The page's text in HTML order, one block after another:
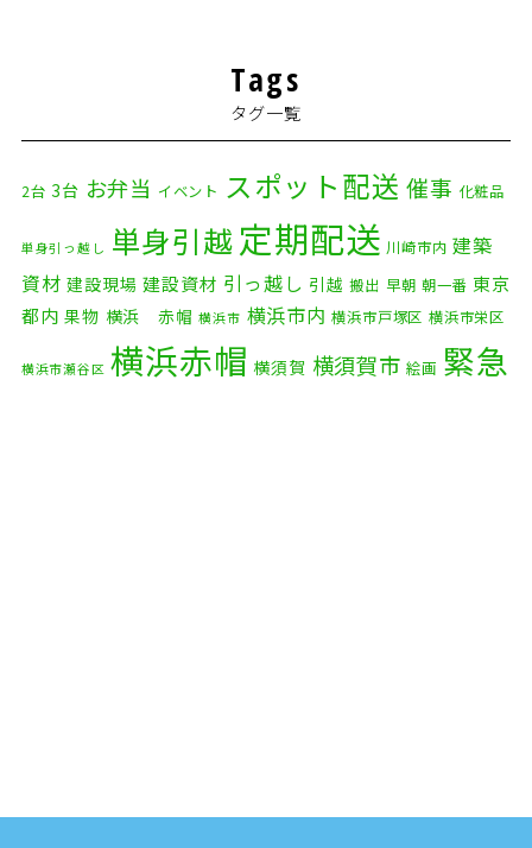
2026年1月
2025年11月(4)
2025年10月(9)
2025年9月
(3)
2025年8月(2)
2025年7月(6)
2024年9月(2)
Tags
タグ一覧
2台 3台 お弁当 イベント スポット配送 催事 化粧品
単身引っ越し 単身引越 定期配送 川崎市内 建築
資材 建設現場 建設資材 引っ越し 引越 搬出 早朝 朝一番 東京
都内 果物 横浜 赤帽 横浜市 横浜市内 横浜市戸塚区 横浜市栄区
横浜市瀬谷区 横浜赤帽 横須賀 横須賀市 絵画 緊急